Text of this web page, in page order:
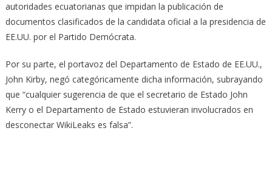
autoridades ecuatorianas que impidan la publicación de
documentos clasificados de la candidata oficial a la presidencia de
EE.UU. por el Partido Demócrata.
Por su parte, el portavoz del Departamento de Estado de EE.UU.,
John Kirby, negó categóricamente dicha información, subrayando
que “cualquier sugerencia de que el secretario de Estado John
Kerry o el Departamento de Estado estuvieran involucrados en
desconectar WikiLeaks es falsa”.